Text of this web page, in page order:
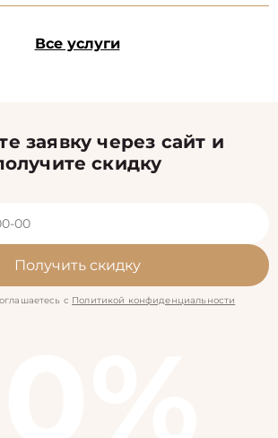
Все услуги
заявку через сайт и
скидку
Получить скидку
с Политикой конфиденциальности